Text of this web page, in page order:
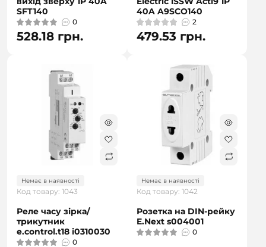
SFT140
0
528.18 грн.
40A A9SCO140
2
479.53 грн.
Немає в наявності
Код товару: 1043
Реле часу зірка/
трикутник
e.control.t18 i0310030
0
Немає в наявності
Код товару: 1042
Розетка на DIN-рейку
E.Next s004001
0